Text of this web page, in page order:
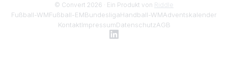
© Convert 2026 · Ein Produkt von Riddle
Fußball-WMFußball-EMBundesligaHandball-WMAdventskalender
KontaktImpressumDatenschutzAGB